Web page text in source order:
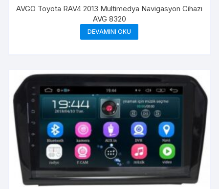
AVGO Toyota RAV4 2013 Multimedya Navigasyon Cihazı
AVG 8320
DEVAMINI OKU